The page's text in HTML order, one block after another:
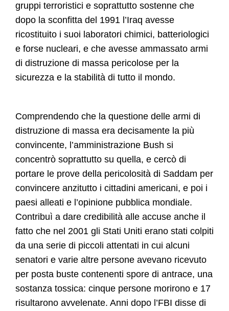
gruppi terroristici e soprattutto sostenne che
dopo la sconfitta del 1991 l’Iraq avesse
ricostituito i suoi laboratori chimici, batteriologici
e forse nucleari, e che avesse ammassato armi
di distruzione di massa pericolose per la
sicurezza e la stabilità di tutto il mondo.
Comprendendo che la questione delle armi di
distruzione di massa era decisamente la più
convincente, l’amministrazione Bush si
concentrò soprattutto su quella, e cercò di
portare le prove della pericolosità di Saddam per
convincere anzitutto i cittadini americani, e poi i
paesi alleati e l’opinione pubblica mondiale.
Contribuì a dare credibilità alle accuse anche il
fatto che nel 2001 gli Stati Uniti erano stati colpiti
da una serie di piccoli attentati in cui alcuni
senatori e varie altre persone avevano ricevuto
per posta buste contenenti spore di antrace, una
sostanza tossica: cinque persone morirono e 17
risultarono avvelenate. Anni dopo l’FBI disse di